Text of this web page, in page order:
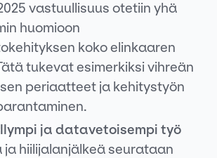
vastuullisuus otetiin yhä
huomioon
koko elinkaaren
tukevat esimerkiksi vihreän
periaatteet ja kehitystyön
ja datavetoisempi työ
ja hiilijalanjälkeä seurataan